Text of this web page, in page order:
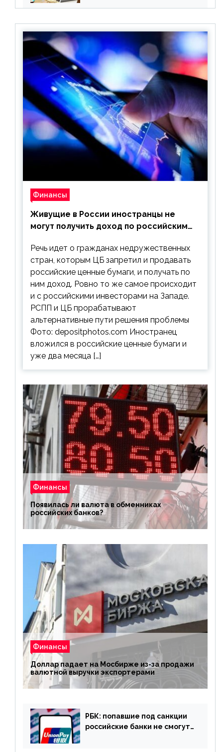
Финансы
Живущие в России иностранцы не
могут получить доход по российским
Речь идет о гражданах недружественных
стран, которым ЦБ запретил и продавать
российские ценные бумаги, и получать по
ним доход. Ровно то же самое происходит
и с российскими инвесторами на Западе.
РСПП и ЦБ прорабатывают
альтернативные пути решения проблемы
Фото: depositphotos.com Иностранец
вложился в российские ценные бумаги и
уже два месяца […]
Финансы
Появилась ли валюта в обменниках
российских банков?
Финансы
Доллар падает на Мосбирже из-за продажи
валютной выручки экспортерами
РБК: попавшие под санкции
российские банки не смогут